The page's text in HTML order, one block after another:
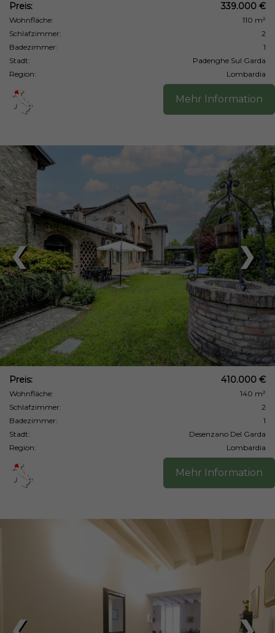
Preis: 339.000 €
Wohnfläche:
110 m²
Schlafzimmer:
2
Badezimmer:
1
Stadt:
Padenghe Sul Garda
Region:
Lombardia
Mehr Information
❯
❮
Preis: 410.000 €
Wohnfläche:
140 m²
Schlafzimmer:
2
Badezimmer:
1
Stadt:
Desenzano Del Garda
Region:
Lombardia
Mehr Information